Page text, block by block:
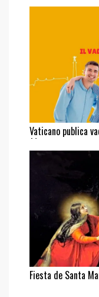
Vaticano publica
Jóvenes
Fiesta de Santa